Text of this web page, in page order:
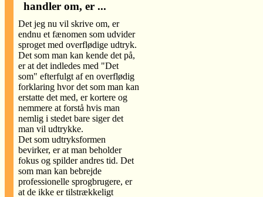
handler om, er ...
Det jeg nu vil skrive om, er
endnu et fænomen som udvider
sproget med overflødige udtryk.
Det som man kan kende det på,
er at det indledes med "Det
som" efterfulgt af en overflødig
forklaring hvor det som man kan
erstatte det med, er kortere og
nemmere at forstå hvis man
nemlig i stedet bare siger det
man vil udtrykke.
Det som udtryksformen
bevirker, er at man beholder
fokus og spilder andres tid. Det
som man kan bebrejde
professionelle sprogbrugere, er
at de ikke er tilstrækkeligt